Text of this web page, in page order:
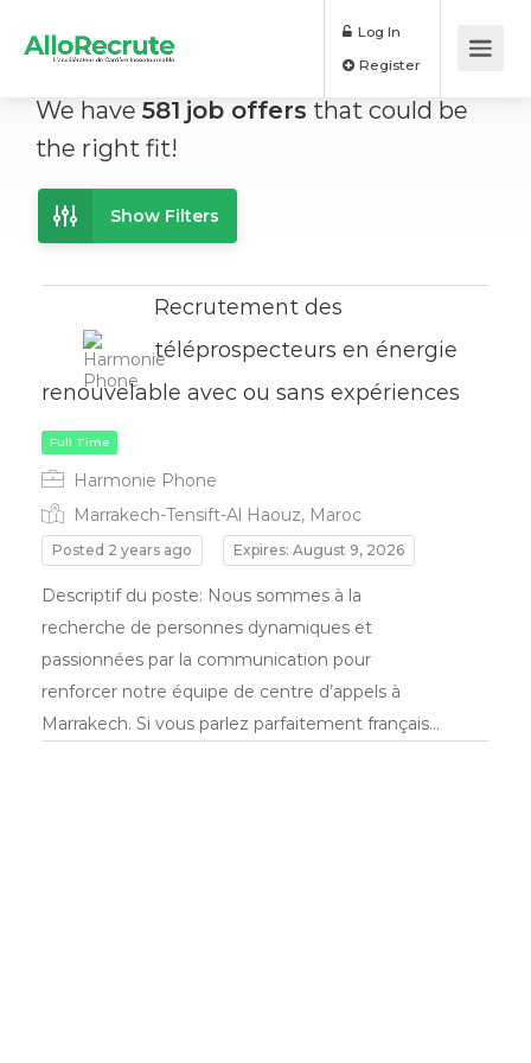
Log In
We have 581 job offers that could be
the right fit!
Show Filters
Recrutement des
téléprospecteurs en énergie
renouvelable avec ou sans expériences
Full Time
Harmonie Phone
Marrakech-Tensift-Al Haouz, Maroc
Posted 2 years ago Expires: August 9, 2026
Descriptif du poste: Nous sommes à la
recherche de personnes dynamiques et
passionnées par la communication pour
renforcer notre équipe de centre d’appels à
Marrakech. Si vous parlez parfaitement français…